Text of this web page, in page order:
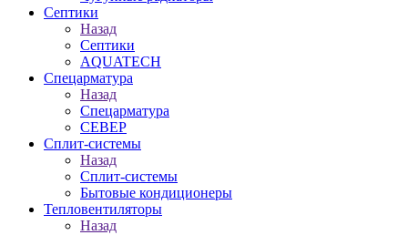
Септики
Назад
Септики
AQUATECH
Спецарматура
Назад
Спецарматура
СЕВЕР
Сплит-системы
Назад
Сплит-системы
Бытовые кондиционеры
Тепловентиляторы
Назад